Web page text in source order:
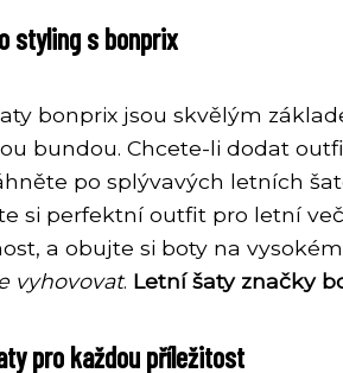
styling s bonprix
bonprix jsou skvělým
bundou. Chcete-li dodat
po splývavých letních
si perfektní outfit pro letní
a obujte si boty na
vyhovovat. Letní šaty značky
pro každou příležitost